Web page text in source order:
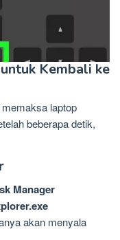
Kembali ke
laptop
beberapa detik,
Manager
akan menyala